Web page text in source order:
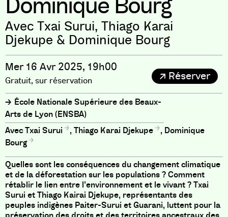
Avec Txai Surui, Thiago Karai
Djekupe & Dominique Bourg
Mer 16 Avr 2025, 19h00
Gratuit, sur réservation Réserver
École Nationale Supérieure des Beaux-
Arts de Lyon (ENSBA)
Txai Surui
,Thiago Karai Djekupe , Dominique
Bourg
Quelles sont les conséquences du changement climatique
et de la déforestation sur les populations ? Comment
rétablir le lien entre l’environnement et le vivant ? Txai
Surui et Thiago Kairai Djekupe, représentants des
peuples indigènes Paiter-Surui et Guarani, luttent pour la